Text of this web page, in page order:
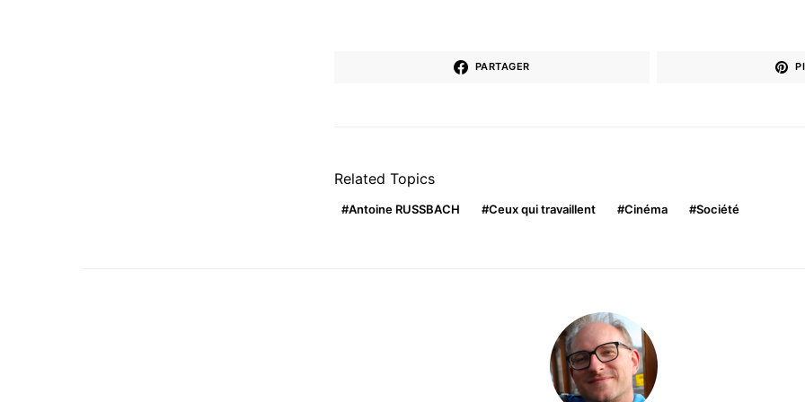
PARTAGER
Related Topics
Antoine RUSSBACH Ceux qui travaillent Cinéma Société